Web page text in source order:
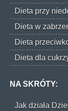
Dieta przy
Dieta w
Dieta
Dieta dla
NA SKRÓTY:
Jak działa